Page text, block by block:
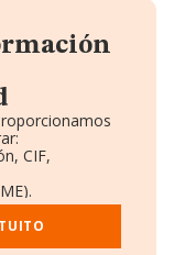
CIF,